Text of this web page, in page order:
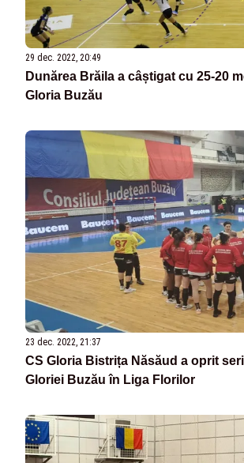
29 dec. 2022, 20:49
Dunărea Brăila a câștigat cu 25-20
Gloria Buzău
23 dec. 2022, 21:37
CS Gloria Bistrița Năsăud a oprit
Gloriei Buzău în Liga Florilor